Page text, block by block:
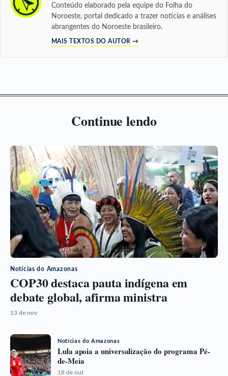
Conteúdo elaborado pela equipe do Folha do
Noroeste, portal dedicado a trazer notícias e análises
abrangentes do Noroeste brasileiro.
MAIS TEXTOS DO AUTOR →
Continue lendo
Notícias do Amazonas
COP30 destaca pauta indígena em
debate global, afirma ministra
13 de nov
Notícias do Amazonas
Lula apoia a universalização do programa Pé-
de-Meia
18 de out